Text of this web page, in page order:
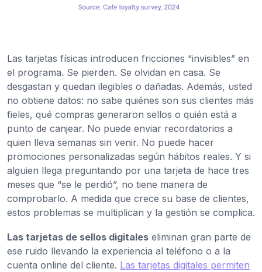
Las tarjetas físicas introducen fricciones “invisibles” en
el programa. Se pierden. Se olvidan en casa. Se
desgastan y quedan ilegibles o dañadas. Además, usted
no obtiene datos: no sabe quiénes son sus clientes más
fieles, qué compras generaron sellos o quién está a
punto de canjear. No puede enviar recordatorios a
quien lleva semanas sin venir. No puede hacer
promociones personalizadas según hábitos reales. Y si
alguien llega preguntando por una tarjeta de hace tres
meses que “se le perdió”, no tiene manera de
comprobarlo. A medida que crece su base de clientes,
estos problemas se multiplican y la gestión se complica.
Las tarjetas de sellos digitales eliminan gran parte de
ese ruido llevando la experiencia al teléfono o a la
cuenta online del cliente. Las tarjetas digitales permiten